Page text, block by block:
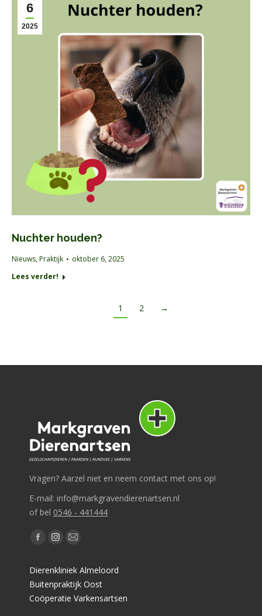
6
2025
Nuchter houden?
Nieuws,Praktijk
oktober 6, 2025
Lees verder!
1 2 →
Vragen? Aarzel niet en neem contact met ons op!
E-mail: info@markgravendierenartsen.nl
of bel 0546 - 441444
Vind ons op:
Facebook
opens
in
new
Instagram
opens
in
new
Mail
opens
in
new
Dierenkliniek Almeloord
Buitenpraktijk Oost
Coöperatie Varkensartsen